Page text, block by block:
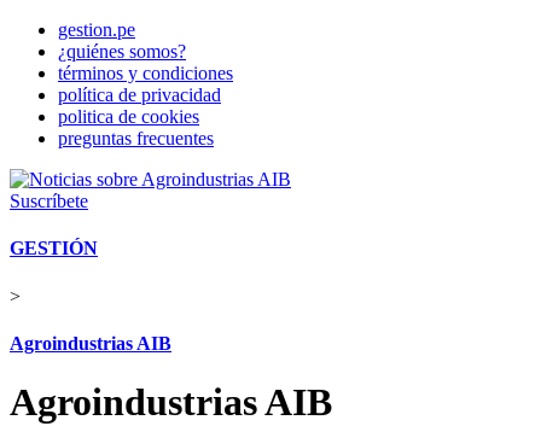
gestion.pe
¿quiénes somos?
términos y condiciones
política de privacidad
politica de cookies
preguntas frecuentes
Suscríbete
GESTIÓN
>
Agroindustrias AIB
Agroindustrias AIB